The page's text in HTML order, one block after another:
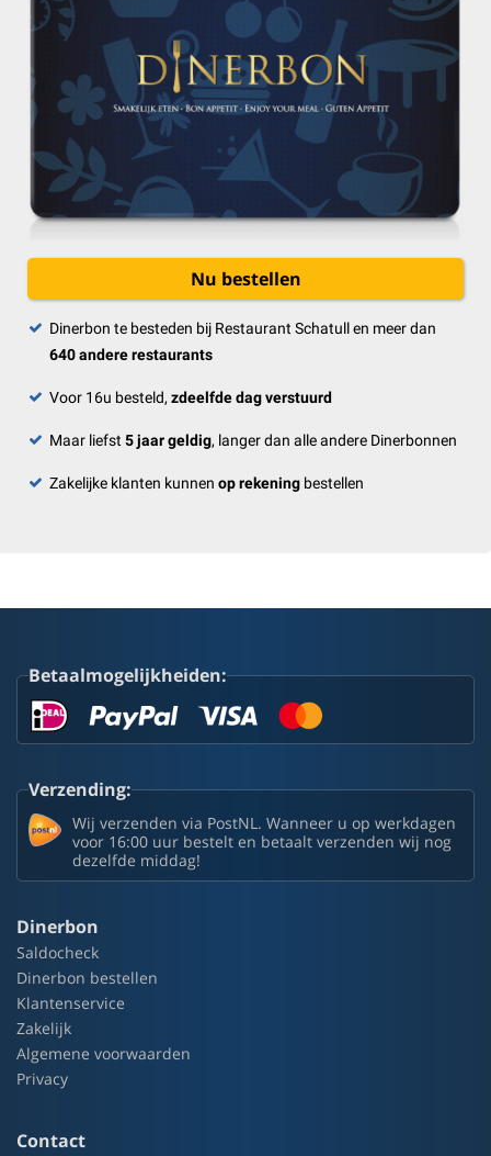
Nu bestellen
Dinerbon te besteden bij Restaurant Schatull en meer dan
640 andere restaurants
Voor 16u besteld, zdeelfde dag verstuurd
Maar liefst 5 jaar geldig, langer dan alle andere Dinerbonnen
Zakelijke klanten kunnen op rekening bestellen
Betaalmogelijkheiden:
Verzending:
Wij verzenden via PostNL. Wanneer u op werkdagen
voor 16:00 uur bestelt en betaalt verzenden wij nog
dezelfde middag!
Dinerbon
Saldocheck
Dinerbon bestellen
Klantenservice
Zakelijk
Algemene voorwaarden
Privacy
Contact